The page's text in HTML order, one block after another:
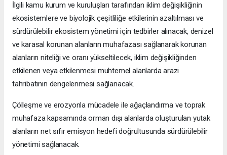
İlgili kamu kurum ve kuruluşları tarafından iklim değişikliğinin
ekosistemlere ve biyolojik çeşitliliğe etkilerinin azaltılması ve
sürdürülebilir ekosistem yönetimi için tedbirler alınacak, denizel
ve karasal korunan alanların muhafazası sağlanarak korunan
alanların niteliği ve oranı yükseltilecek, iklim değişikliğinden
etkilenen veya etkilenmesi muhtemel alanlarda arazi
tahribatının dengelenmesi sağlanacak.
Çölleşme ve erozyonla mücadele ile ağaçlandırma ve toprak
muhafaza kapsamında orman dışı alanlarda oluşturulan yutak
alanların net sıfır emisyon hedefi doğrultusunda sürdürülebilir
yönetimi sağlanacak.